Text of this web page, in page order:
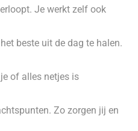
Je werkt zelf ook
beste uit de dag te halen.
of alles netjes is
Zo zorgen jij en